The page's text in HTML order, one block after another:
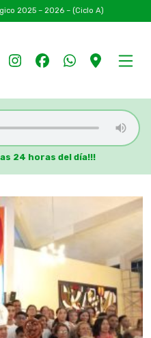
2025 – 2026 – (Ciclo A)
24 horas del día!!!